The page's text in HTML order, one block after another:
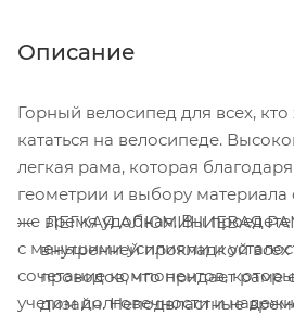
Описание
Горный велосипед для всех, кто
кататься на велосипеде.
легкая рама, которая
геометрии и выбору материала
же время удобная. Вы
с меньшими усилиями и
сочетание компонентов,
учетом долговечности и
ЛЕГКАЯ АЛЮМИНИЕВАЯ
внутренней прокладкой
проводов, что придает раме
дизайн. Неподвластные